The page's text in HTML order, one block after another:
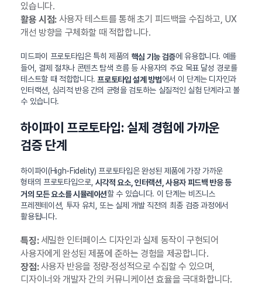
있습니다.
활용 시점:사용자 테스트를 통해 초기 피드백을 수집하고, UX
개선 방향을 구체화할 때 적합합니다.
미드파이 프로토타입은 특히 제품의 핵심 기능 검증에 유용합니다. 예를
들어, 결제 절차나 콘텐츠 탐색 흐름 등 사용자의 주요 목표 달성 경로를
테스트할 때 적합합니다. 프로토타입 설계 방법에서 이 단계는 디자인과
인터랙션, 심리적 반응 간의 균형을 검토하는 실질적인 실험 단계라고 볼
수 있습니다.
하이파이 프로토타입: 실제 경험에 가까운
검증 단계
하이파이(High-Fidelity) 프로토타입은 완성된 제품에 가장 가까운
형태의 프로토타입으로, 시각적 요소, 인터랙션, 사용자 피드백 반응 등
거의 모든 요소를 시뮬레이션할 수 있습니다. 이 단계는 비즈니스
프레젠테이션, 투자 유치, 또는 실제 개발 직전의 최종 검증 과정에서
활용됩니다.
특징:세밀한 인터페이스 디자인과 실제 동작이 구현되어
사용자에게 완성된 제품에 준하는 경험을 제공합니다.
장점:사용자 반응을 정량·정성적으로 수집할 수 있으며,
디자이너와 개발자 간의 커뮤니케이션 효율을 극대화합니다.